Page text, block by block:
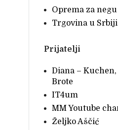
Oprema za
Trgovina u Srbiji
Prijatelji
Diana –
Brote
IT4um
MM Youtube
Željko Aščić